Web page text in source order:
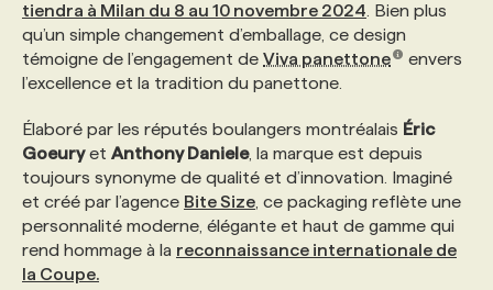
TENDANCES
ÉVÉNEMENTIEL
ANNONCEZ AVEC NOUS
NOS FORMATEUR‧RICES
POURQUOI CHOISIR NOS FORMATIONS
NOS TARIFS
PROGRAMMES DE SUBVENTIONS
NOS EXPERTISES
ANNONCEZ AVEC NOUS
tiendra à Milan du 8 au 10 novembre 2024 . Bien plus
qu’un simple changement d’emballage, ce design
témoigne de l’engagement de Viva panettone
envers
l’excellence et la tradition du panettone.
Élaboré par les réputés boulangers montréalais Éric
Goeuryet Anthony Daniele, la marque est depuis
toujours synonyme de qualité et d’innovation. Imaginé
et créé par l’agence Bite Size , ce packaging reflète une
personnalité moderne, élégante et haut de gamme qui
rend hommage à la reconnaissance internationale de
la Coupe.